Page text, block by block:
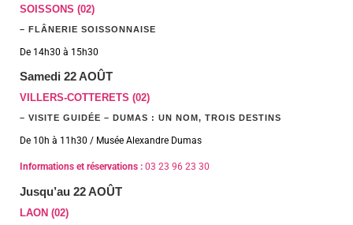
SOISSONS (02)
– FLÂNERIE SOISSONNAISE
De 14h30 à 15h30
Samedi 22 AOÛT
VILLERS-COTTERETS (02)
– VISITE GUIDÉE – DUMAS : UN NOM, TROIS DESTINS
De 10h à 11h30 / Musée Alexandre Dumas
Informations et réservations : 03 23 96 23 30
Jusqu’au 22 AOÛT
LAON (02)